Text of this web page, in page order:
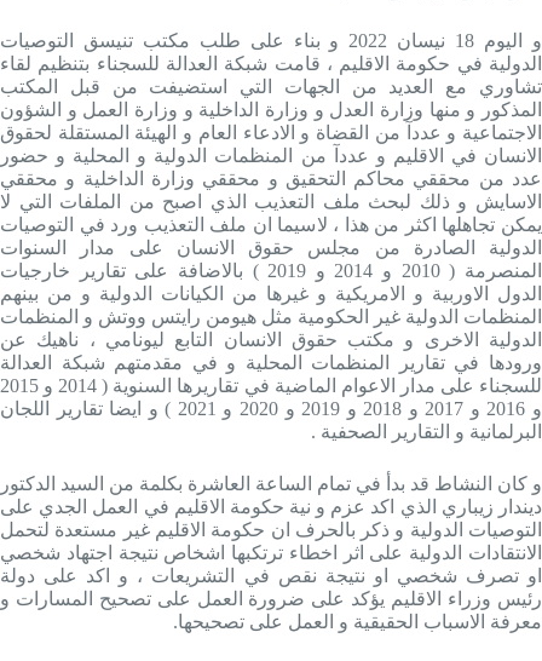
و اليوم 18 نيسان 2022 و بناء على طلب مكتب تنيسق التوصيات
الدولية في حكومة الاقليم ، قامت شبكة العدالة للسجناء بتنظيم لقاء
تشاوري مع العديد من الجهات التي استضيفت من قبل المكتب
المذكور و منها وزارة العدل و وزارة الداخلية و وزارة العمل و الشؤون
الاجتماعية و عددآ من القضاة و الادعاء العام و الهيئة المستقلة لحقوق
الانسان في الاقليم و عددآ من المنظمات الدولية و المحلية و حضور
عدد من محققي محاكم التحقيق و محققي وزارة الداخلية و محققي
الاسايش و ذلك لبحث ملف التعذيب الذي اصبح من الملفات التي لا
يمكن تجاهلها اكثر من هذا ، لاسيما ان ملف التعذيب ورد في التوصيات
الدولية الصادرة من مجلس حقوق الانسان على مدار السنوات
المنصرمة ( 2010 و 2014 و 2019 ) بالاضافة على تقارير خارجيات
الدول الاوربية و الامريكية و غيرها من الكيانات الدولية و من بينهم
المنظمات الدولية غير الحكومية مثل هيومن رايتس ووتش و المنظمات
الدولية الاخرى و مكتب حقوق الانسان التابع ليونامي ، ناهيك عن
ورودها في تقارير المنظمات المحلية و في مقدمتهم شبكة العدالة
للسجناء على مدار الاعوام الماضية في تقاريرها السنوية ( 2014 و 2015
و 2016 و 2017 و 2018 و 2019 و 2020 و 2021 ) و ايضا تقارير اللجان
البرلمانية و التقارير الصحفية .
و كان النشاط قد بدأ في تمام الساعة العاشرة بكلمة من السيد الدكتور
ديندار زيباري الذي اكد عزم و نية حكومة الاقليم في العمل الجدي على
التوصيات الدولية و ذكر بالحرف ان حكومة الاقليم غير مستعدة لتحمل
الانتقادات الدولية على اثر اخطاء ترتكبها اشخاص نتيجة اجتهاد شخصي
او تصرف شخصي او نتيجة نقص في التشريعات ، و اكد على دولة
رئيس وزراء الاقليم يؤكد على ضرورة العمل على تصحيح المسارات و
معرفة الاسباب الحقيقية و العمل على تصحيحها.